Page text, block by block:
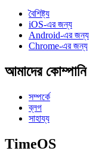
বৈশিষ্ট্য
iOS-এর জন্য
Android-এর জন্য
Chrome-এর জন্য
আমাদের কোম্পানি
সম্পর্কে
ব্লগ
সাহায্য
TimeOS